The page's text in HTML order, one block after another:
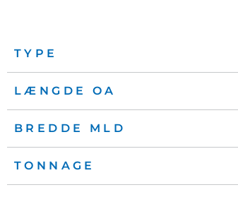
TYPE
LÆNGDE OA
BREDDE MLD
TONNAGE